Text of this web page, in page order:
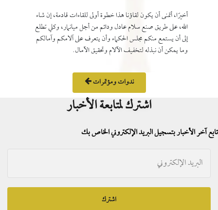
أخيرًا، أتمنى أن يكون لقاؤنا هذا خطوة أولى للقاءات قادمة، إن شاء
الله، على طريق صنع سلام عادل ودائم من أجل ميانمار، وكلي تطلع
إلى أن يستمع منكم مجلس الحكماء وأن يتعرف على آلامكم وآمالكم
وما يمكن أن نبذله لتخفيف الآلام وتحقيق الآمال.
ندوات ومؤتمرات
اشترك لمتابعة الأخبار
تابع آخر الأخبار بتسجيل البريد الإلكتروني الخاص بك
اشترك